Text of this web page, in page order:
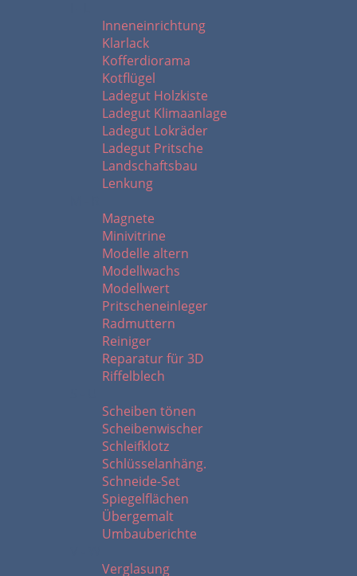
Inneneinrichtung
Klarlack
Kofferdiorama
Kotflügel
Ladegut Holzkiste
Ladegut Klimaanlage
Ladegut Lokräder
Ladegut Pritsche
Landschaftsbau
Lenkung
Magnete
Minivitrine
Modelle altern
Modellwachs
Modellwert
Pritscheneinleger
Radmuttern
Reiniger
Reparatur für 3D
Riffelblech
Scheiben tönen
Scheibenwischer
Schleifklotz
Schlüsselanhäng.
Schneide-Set
Spiegelflächen
Übergemalt
Umbauberichte
Verglasung